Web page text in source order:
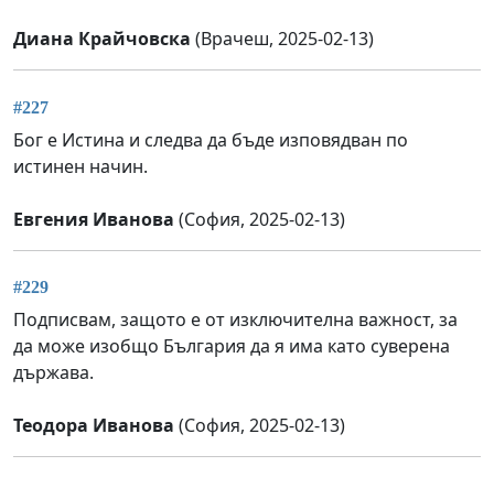
Диана Крайчовска (Врачеш, 2025-02-13)
#227
Бог е Истина и следва да бъде изповядван по
истинен начин.
Евгения Иванова (София, 2025-02-13)
#229
Подписвам, защото е от изключителна важност, за
да може изобщо България да я има като суверена
държава.
Теодора Иванова (София, 2025-02-13)